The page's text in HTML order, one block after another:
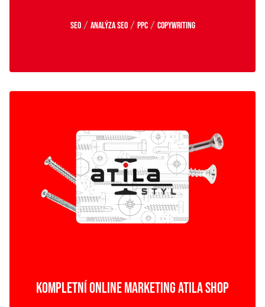
SEO / Analýza SEO / PPC / Copywriting
KOMPLETNÍ ONLINE MARKETING ATILA SHOP